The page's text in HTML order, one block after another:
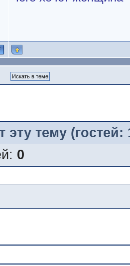
эту тему
0